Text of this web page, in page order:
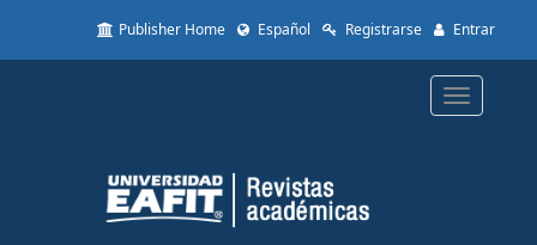
to
Content
Sidebar
Publisher Home Español Registrarse Entrar
Toggle